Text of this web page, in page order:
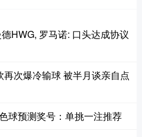
HWG, 罗马诺: 口头达成协议
次爆冷输球 被半月谈亲自点
球预测奖号：单挑一注推荐